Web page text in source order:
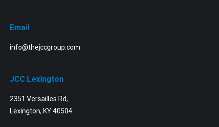
Email
info@thejccgroup.com
JCC Lexington
2351 Versailles Rd,
Lexington, KY 40504